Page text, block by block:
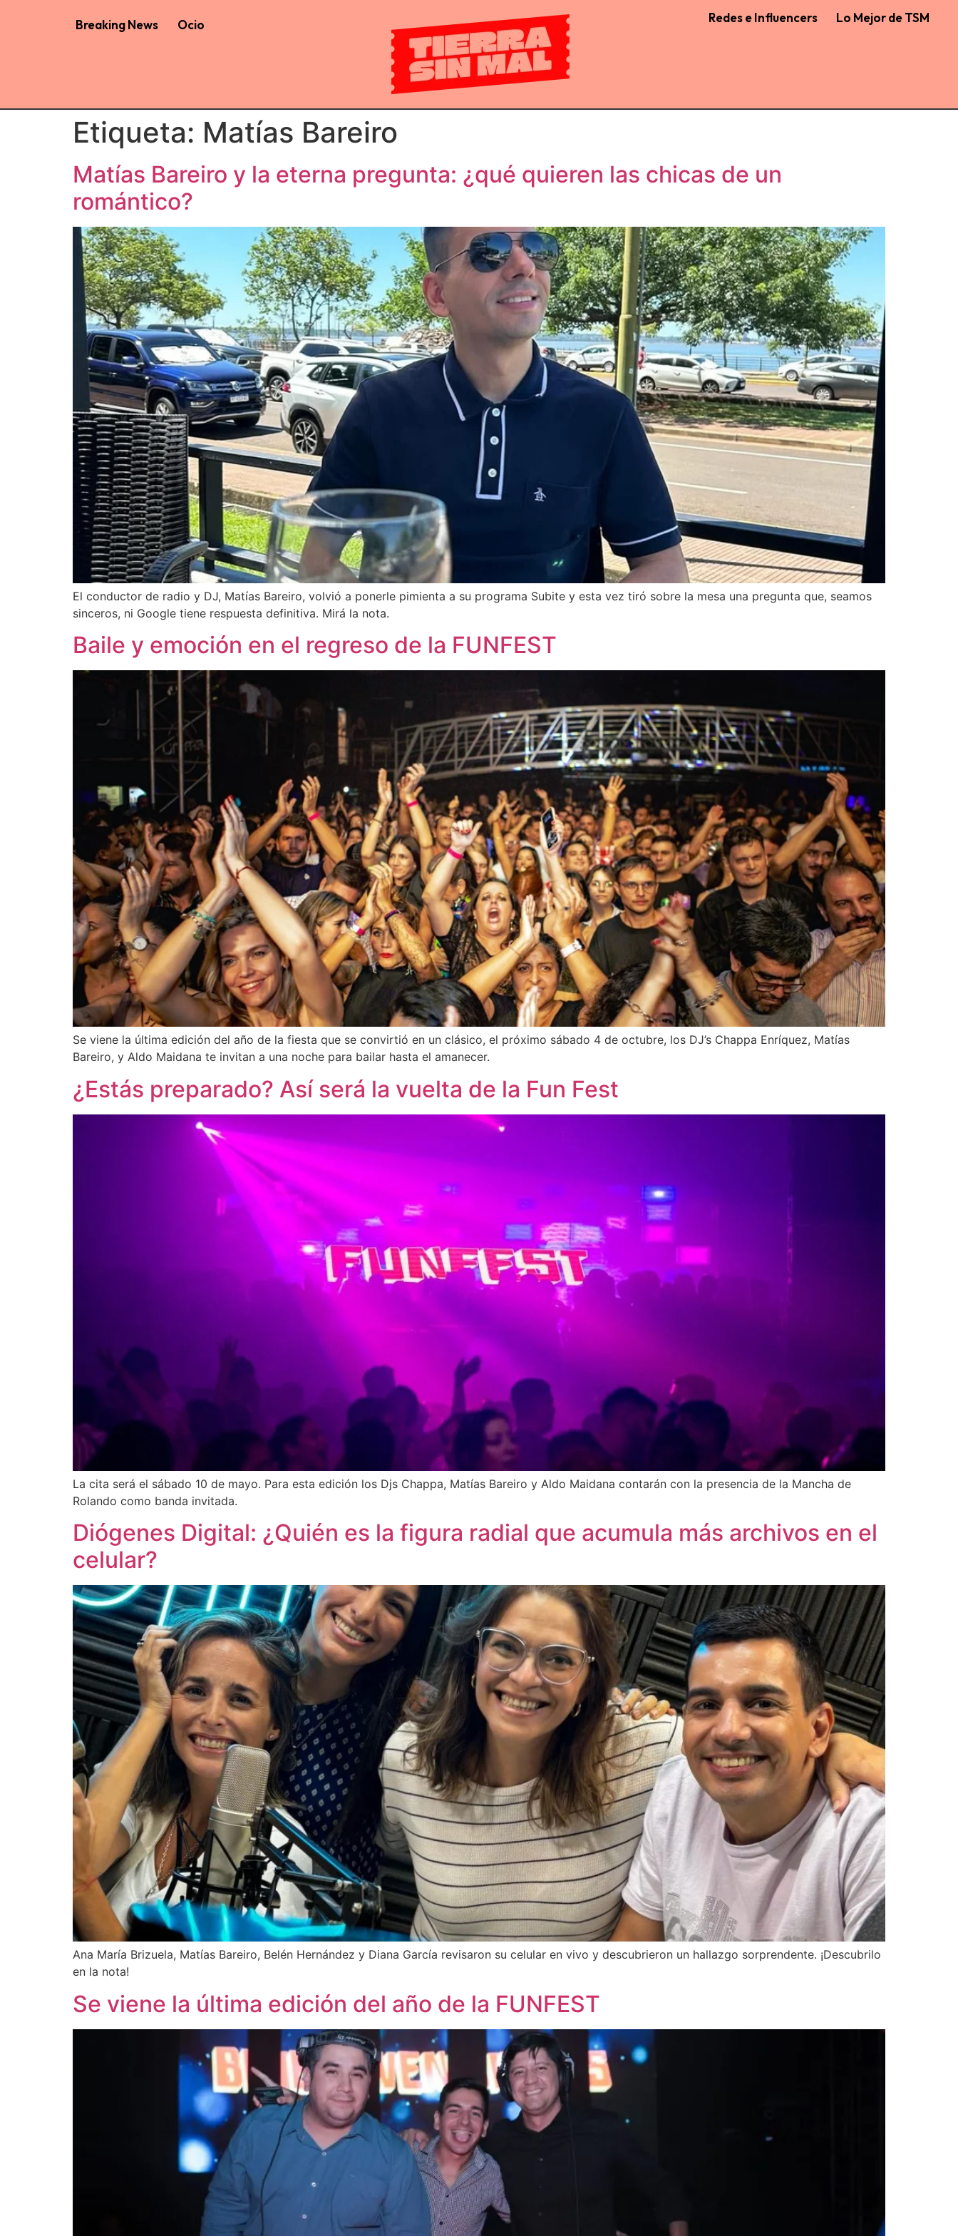
Breaking News Ocio Redes e Influencers Lo Mejor de TSM
Etiqueta: Matías Bareiro
Matías Bareiro y la eterna pregunta: ¿qué quieren las chicas de un
romántico?
El conductor de radio y DJ, Matías Bareiro, volvió a ponerle pimienta a su programa Subite y esta vez tiró sobre la mesa una pregunta que, seamos
sinceros, ni Google tiene respuesta definitiva. Mirá la nota.
Baile y emoción en el regreso de la FUNFEST
Se viene la última edición del año de la fiesta que se convirtió en un clásico, el próximo sábado 4 de octubre, los DJ’s Chappa Enríquez, Matías
Bareiro, y Aldo Maidana te invitan a una noche para bailar hasta el amanecer.
¿Estás preparado? Así será la vuelta de la Fun Fest
La cita será el sábado 10 de mayo. Para esta edición los Djs Chappa, Matías Bareiro y Aldo Maidana contarán con la presencia de la Mancha de
Rolando como banda invitada.
Diógenes Digital: ¿Quién es la figura radial que acumula más archivos en el
celular?
Ana María Brizuela, Matías Bareiro, Belén Hernández y Diana García revisaron su celular en vivo y descubrieron un hallazgo sorprendente. ¡Descubrilo
en la nota!
Se viene la última edición del año de la FUNFEST